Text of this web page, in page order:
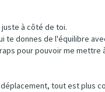
à côté de toi.
te donnes de l'équilibre
pour pouvoir me mettre
tout est plus